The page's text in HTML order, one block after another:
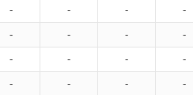
- - - -
- - - -
- - - -
- - - -